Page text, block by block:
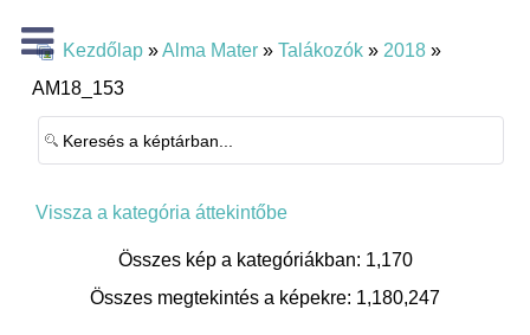
Kezdőlap »Alma Mater » Talákozók » 2018 »
AM18_153
Vissza a kategória áttekintőbe
Összes kép a kategóriákban: 1,170
Összes megtekintés a képekre: 1,180,247